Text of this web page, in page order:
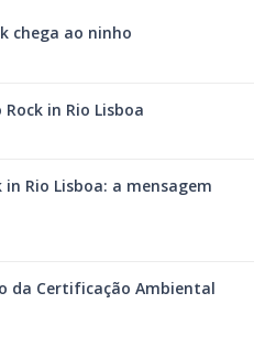
chega ao ninho
in Rio Lisboa
Rio Lisboa: a mensagem
da Certificação Ambiental